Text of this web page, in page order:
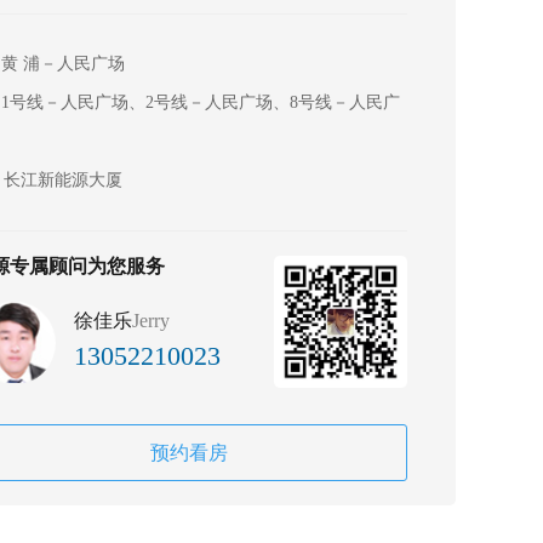
黄 浦－人民广场
1号线－人民广场、2号线－人民广场、8号线－人民广
长江新能源大厦
专属顾问为您服务
徐佳乐Jerry
13052210023
预约看房